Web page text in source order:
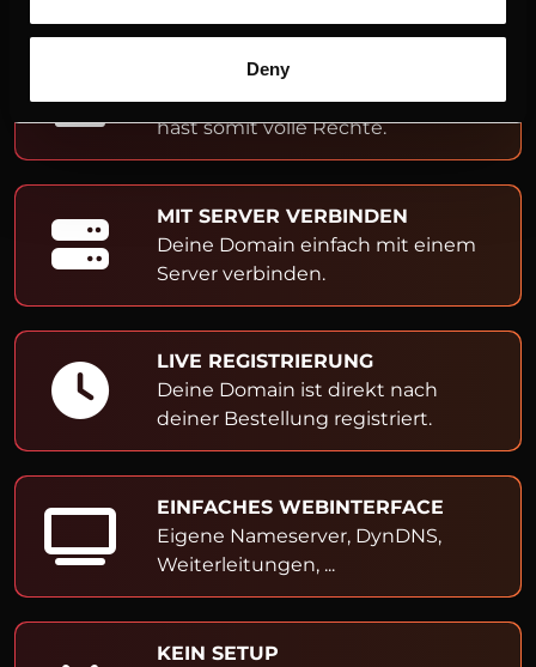
Deny
ADMIN- & OWNER-EINTRAG
Du bist Inhaber der Domain und
hast somit volle Rechte.
MIT SERVER VERBINDEN
Deine Domain einfach mit einem
Server verbinden.
LIVE REGISTRIERUNG
Deine Domain ist direkt nach
deiner Bestellung registriert.
EINFACHES WEBINTERFACE
Eigene Nameserver, DynDNS,
Weiterleitungen, ...
KEIN SETUP